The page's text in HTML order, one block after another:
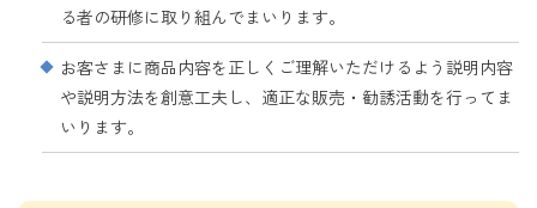
る者の研修に取り組んでまいります。
お客さまに商品内容を正しくご理解いただけるよう説明内容
や説明方法を創意工夫し、適正な販売・勧誘活動を行ってま
いります。